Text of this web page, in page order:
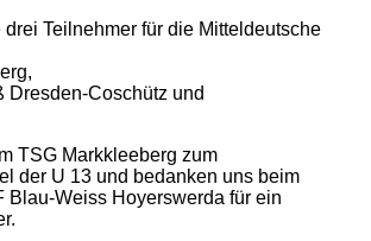
drei Teilnehmer für die Mitteldeutsche
Dresden-Coschütz und
TSG Markkleeberg zum
der U 13 und bedanken uns beim
Blau-Weiss Hoyerswerda für ein